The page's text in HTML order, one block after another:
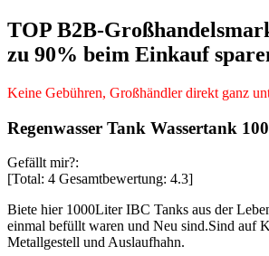
TOP B2B-
zu 90% beim Einkauf
Keine Gebühren, Großhändler direkt ganz
Regenwasser Tank Wassertank
Gefällt mir?:
[Total: 4 Gesamtbewertung: 4.3]
Biete hier 1000Liter IBC Tanks aus der
einmal befüllt waren und Neu sind.Sind auf
Metallgestell und Auslaufhahn.